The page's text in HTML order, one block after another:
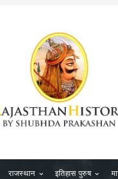
राजस्थान इतिहास पुरुष